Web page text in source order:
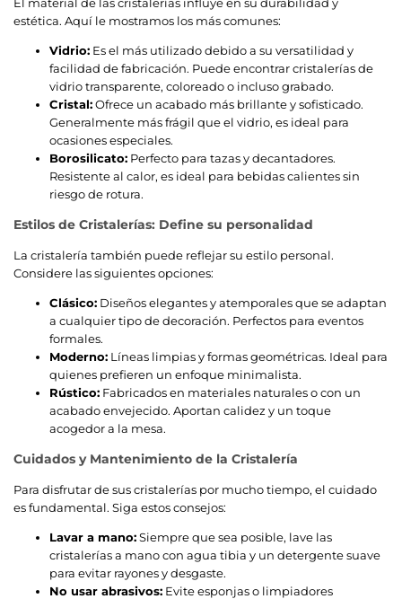
estética. Aquí le mostramos los más comunes:
Vidrio: Es el más utilizado debido a su versatilidad y
facilidad de fabricación. Puede encontrar cristalerías de
vidrio transparente, coloreado o incluso grabado.
Cristal:Ofrece un acabado más brillante y sofisticado.
Generalmente más frágil que el vidrio, es ideal para
ocasiones especiales.
Borosilicato: Perfecto para tazas y decantadores.
Resistente al calor, es ideal para bebidas calientes sin
riesgo de rotura.
Estilos de Cristalerías: Define su personalidad
La cristalería también puede reflejar su estilo personal.
Considere las siguientes opciones:
Clásico: Diseños elegantes y atemporales que se adaptan
a cualquier tipo de decoración. Perfectos para eventos
formales.
Moderno: Líneas limpias y formas geométricas. Ideal para
quienes prefieren un enfoque minimalista.
Rústico: Fabricados en materiales naturales o con un
acabado envejecido. Aportan calidez y un toque
acogedor a la mesa.
Cuidados y Mantenimiento de la Cristalería
Para disfrutar de sus cristalerías por mucho tiempo, el cuidado
es fundamental. Siga estos consejos:
Lavar a mano:Siempre que sea posible, lave las
cristalerías a mano con agua tibia y un detergente suave
para evitar rayones y desgaste.
No usar abrasivos: Evite esponjas o limpiadores